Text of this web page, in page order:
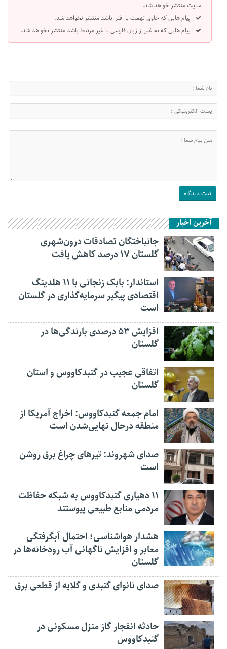
سایت منتشر خواهد شد.
پیام هایی که حاوی تهمت یا افترا باشد منتشر نخواهد شد.
پیام هایی که به غیر از زبان فارسی یا غیر مرتبط باشد منتشر نخواهد شد.
آخرین اخبار
جانباختگان تصادفات درون‌شهری
گلستان ۱۷ درصد کاهش یافت
استاندار: بابک زنجانی با ۱۱ هلدینگ
اقتصادی پیگیر سرمایه‌گذاری در گلستان
است
افزایش ۵۳ درصدی بارندگی‌ها در
گلستان
اتفاقی عجیب در‌ گنبدکاووس و استان
گلستان
امام جمعه گنبدکاووس: اخراج آمریکا از
منطقه درحال نهایی‌شدن است
صدای شهروند: تیرهای چراغ برق روشن
است
۱۱ دهیاری گنبدکاووس به شبکه حفاظت
مردمی منابع طبیعی پیوستند
هشدار هواشناسی؛ احتمال آبگرفتگی
معابر و افزایش ناگهانی آب رودخانه‌ها در
گلستان
صدای نانوای گنبدی و گلایه از قطعی برق
حادثه انفجار گاز منزل مسکونی در
گنبدکاووس